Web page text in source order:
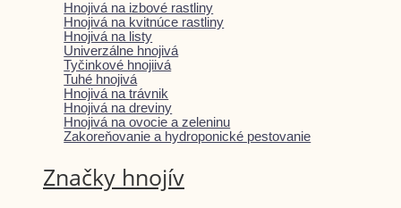
Hnojivá na izbové rastliny
Hnojivá na kvitnúce rastliny
Hnojivá na listy
Univerzálne hnojivá
Tyčinkové hnojiivá
Tuhé hnojivá
Hnojivá na trávnik
Hnojivá na dreviny
Hnojivá na ovocie a zeleninu
Zakoreňovanie a hydroponické pestovanie
Značky hnojív